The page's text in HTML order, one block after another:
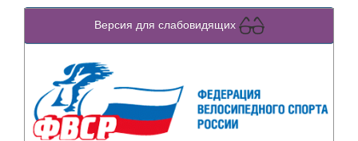
Версия для слабовидящих
Previous